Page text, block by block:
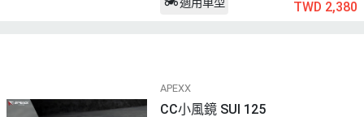
TWD 2,380
APEXX
CC小風鏡 SUI 125